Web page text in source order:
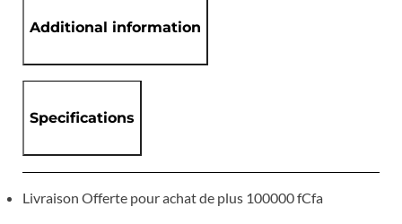
Additional information
Specifications
Livraison Offerte pour achat de plus 100000 fCfa